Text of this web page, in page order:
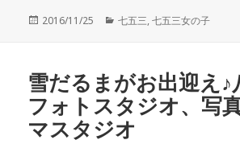
投
2016/11/25
カ
ー
七五三,七五三女の子
雪だるまがお出迎え♪
フォトスタジオ、写
マスタジオ